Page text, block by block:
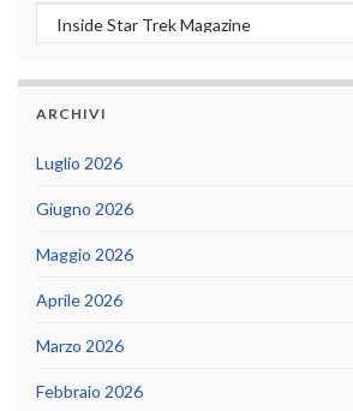
Categorie
ARCHIVI
Luglio 2026
Giugno 2026
Maggio 2026
Aprile 2026
Marzo 2026
Febbraio 2026